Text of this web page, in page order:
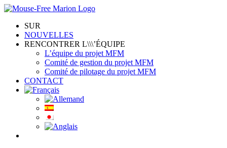
Skip
contentSUR
NOUVELLES
RENCONTRER L\\\’ÉQUIPE
L’équipe du projet MFM
Comité de gestion du projet MFM
Comité de pilotage du projet MFM
CONTACT